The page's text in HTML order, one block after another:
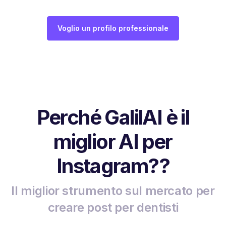
Voglio un profilo professionale
Perché GalilAI è il
miglior AI per
Instagram??
Il miglior strumento sul mercato per
creare post per dentisti